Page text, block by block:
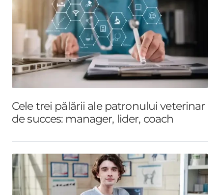
Cele trei pălării ale patronului veterinar
de succes: manager, lider, coach